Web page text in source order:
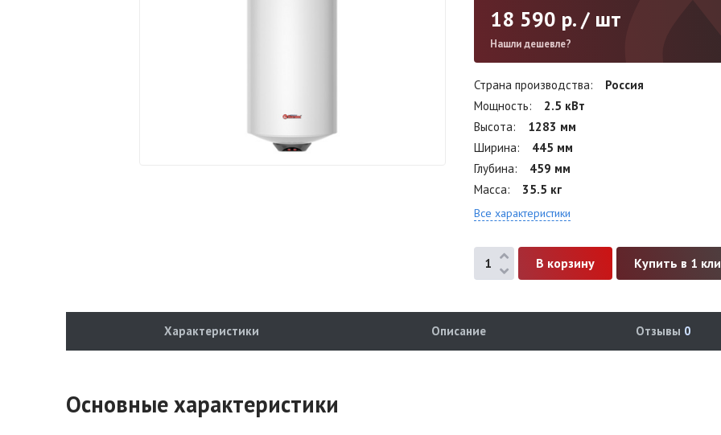
18 590 р. / шт
Нашли дешевле?
Страна производства
Россия
Мощность
2.5 кВт
Высота
1283 мм
Ширина
445 мм
Глубина
459 мм
Масса
35.5 кг
Все характеристики
Купить в 1
Характеристики Описание Отзывы 0
Основные характеристики